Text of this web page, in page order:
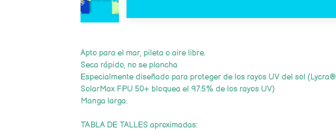
Apto para el mar, pileta o aire libre.
Seca rápido, no se plancha
Especialmente diseñado para proteger de los rayos UV del sol (Lycra®
SolarMax FPU 50+ bloquea el 97.5% de los rayos UV)
Manga larga.
TABLA DE TALLES aproximadas: